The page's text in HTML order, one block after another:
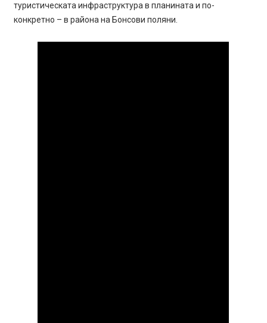
туристическата инфраструктура в планината и по-
конкретно – в района на Бонсови поляни.